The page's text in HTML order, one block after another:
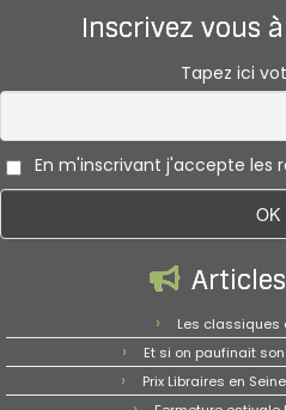
Inscrivez vous
Tapez ici
En m'inscrivant j'accepte les
Les classiques
Et si on paufinait
Prix Libraires en